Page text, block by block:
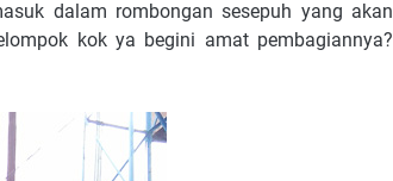
dalam rombongan sesepuh yang akan
kok ya begini amat pembagiannya?